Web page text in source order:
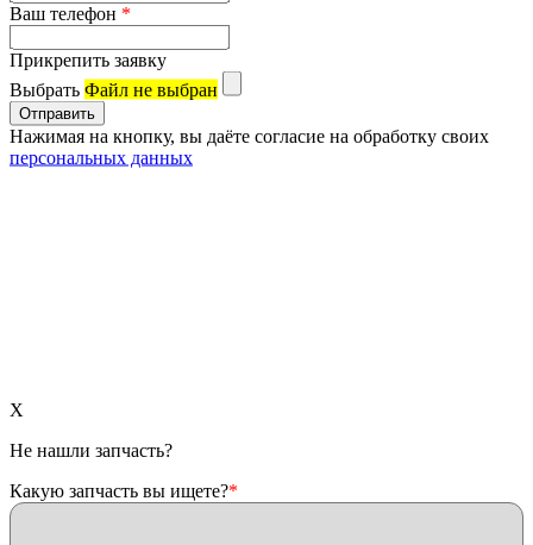
Ваш телефон *
Прикрепить заявку
Выбрать Файл не выбран
Нажимая на кнопку, вы даёте согласие на обработку своих
персональных данных
X
Не нашли запчасть?
Какую запчасть вы ищете?*